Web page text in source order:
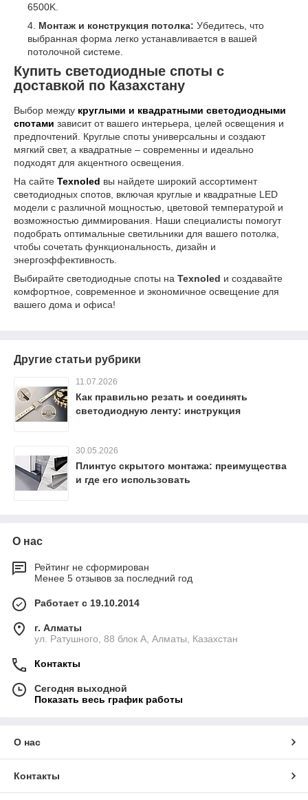
6500K.
Монтаж и конструкция потолка: Убедитесь, что
выбранная форма легко устанавливается в вашей
потолочной системе.
Купить светодиодные споты с
доставкой по Казахстану
Выбор между круглыми и квадратными светодиодными
спотами зависит от вашего интерьера, целей освещения и
предпочтений. Круглые споты универсальны и создают
мягкий свет, а квадратные – современны и идеально
подходят для акцентного освещения.
На сайте Texnoled вы найдете широкий ассортимент
светодиодных спотов, включая круглые и квадратные LED
модели с различной мощностью, цветовой температурой и
возможностью диммирования. Наши специалисты помогут
подобрать оптимальные светильники для вашего потолка,
чтобы сочетать функциональность, дизайн и
энергоэффективность.
Выбирайте светодиодные споты на Texnoled и создавайте
комфортное, современное и экономичное освещение для
вашего дома и офиса!
Другие статьи рубрики
11.07.2026
Как правильно резать и соединять
светодиодную ленту: инструкция
30.05.2026
Плинтус скрытого монтажа: преимущества
и где его использовать
О нас
Рейтинг не сформирован
Менее 5 отзывов за последний год
Работает с 19.10.2014
г. Алматы
ул. Ратушного, 88 блок A, Алматы, Казахстан
Контакты
Сегодня выходной
Показать весь график работы
О нас
Контакты